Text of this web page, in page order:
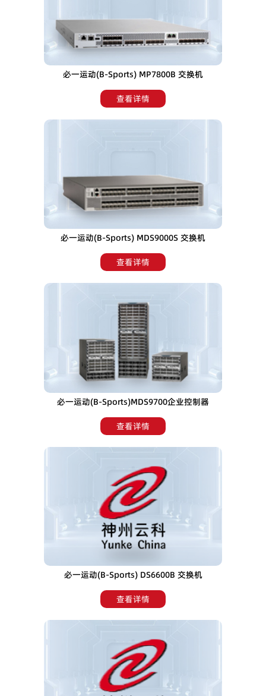
必一运动(B-Sports) MP7800B 交换机
查看详情
必一运动(B-Sports) MDS9000S 交换机
查看详情
必一运动(B-Sports)MDS9700企业控制器
查看详情
必一运动(B-Sports) DS6600B 交换机
查看详情